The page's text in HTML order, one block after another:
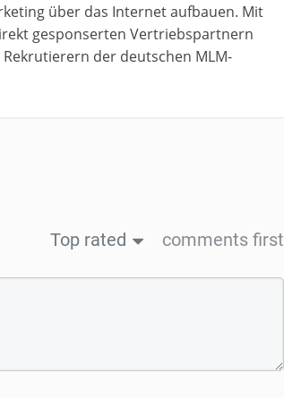
über das Internet aufbauen. Mit
gesponserten Vertriebspartnern
der deutschen MLM-
Top rated comments first